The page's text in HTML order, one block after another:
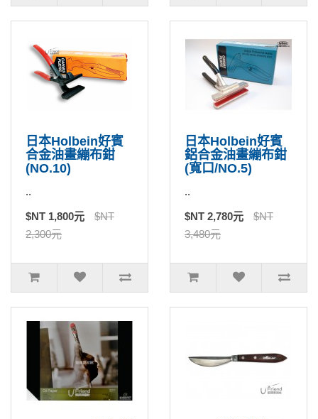
日本Holbein好賓
合金油畫繃布鉗
(NO.10)
..
$NT 1,800元
$NT
2,300元
日本Holbein好賓
鋁合金油畫繃布鉗
(寬口/NO.5)
..
$NT 2,780元
$NT
3,480元